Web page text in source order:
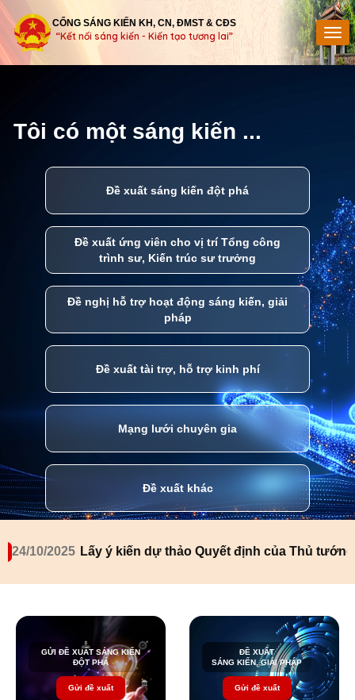
CỔNG SÁNG KIẾN KH, CN, ĐMST & CĐS
“Kết nối sáng kiến - Kiến tạo tương lai”
Tôi có một sáng kiến ...
Đề xuất sáng kiến đột phá
Đề xuất ứng viên cho vị trí Tổng công
trình sư, Kiến trúc sư trưởng
Đề nghị hỗ trợ hoạt động sáng kiến, giải
pháp
Đề xuất tài trợ, hỗ trợ kinh phí
Mạng lưới chuyên gia
Đề xuất khác
24/10/2025 Lấy ý kiến dự thảo Quyết định của Thủ
GỬI ĐỀ XUẤT SÁNG KIẾN
ĐỘT PHÁ
Gửi đề xuất
ĐỀ XUẤT
SÁNG KIẾN, GIẢI PHÁP
Gửi đề xuất